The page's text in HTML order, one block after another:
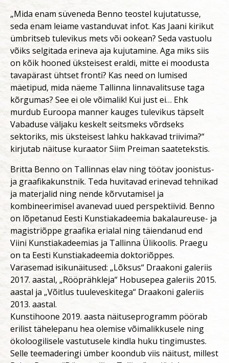
„Mida enam süveneda Benno teostel kujutatusse,
seda enam leiame vastanduvat infot. Kas Jaani kirikut
ümbritseb tulevikus mets või ookean? Seda vastuolu
võiks selgitada erineva aja kujutamine. Aga miks siis
on kõik hooned üksteisest eraldi, mitte ei moodusta
tavapärast ühtset fronti? Kas need on lumised
mäetipud, mida näeme Tallinna linnavalitsuse taga
kõrgumas? See ei ole võimalik! Kui just ei… Ehk
murdub Euroopa manner kauges tulevikus täpselt
Vabaduse väljaku keskelt seitsmeks võrdseks
sektoriks, mis üksteisest lahku hakkavad triivima?“
kirjutab näituse kuraator Siim Preiman saatetekstis.
Britta Benno on Tallinnas elav ning töötav joonistus-
ja graafikakunstnik. Teda huvitavad erinevad tehnikad
ja materjalid ning nende kõrvutamisel ja
kombineerimisel avanevad uued perspektiivid. Benno
on lõpetanud Eesti Kunstiakadeemia bakalaureuse- ja
magistriõppe graafika erialal ning täiendanud end
Viini Kunstiakadeemias ja Tallinna Ülikoolis. Praegu
on ta Eesti Kunstiakadeemia doktoriõppes.
Varasemad isikunäitused: „Lõksus“ Draakoni galeriis
2017. aastal, „Rööprähkleja“ Hobusepea galeriis 2015.
aastal ja „Võitlus tuuleveskitega“ Draakoni galeriis
2013. aastal.
Kunstihoone 2019. aasta näituseprogramm pöörab
erilist tähelepanu hea olemise võimalikkusele ning
ökoloogilisele vastutusele kindla huku tingimustes.
Selle teemaderingi ümber koondub viis näitust, millest